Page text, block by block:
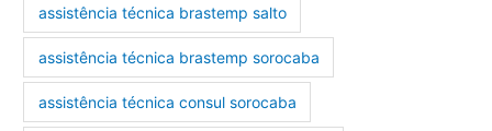
assistência técnica brastemp salto
assistência técnica brastemp sorocaba
assistência técnica consul sorocaba